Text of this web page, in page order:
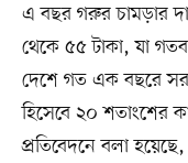
এ বছর গরুর চামড়ার
থেকে ৫৫ টাকা, যা
দেশে গত এক বছরে
হিসেবে ২০ শতাংশের
প্রতিবেদনে বলা